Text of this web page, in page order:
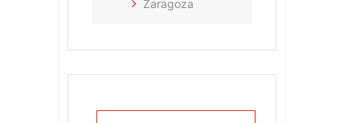
Zaragoza